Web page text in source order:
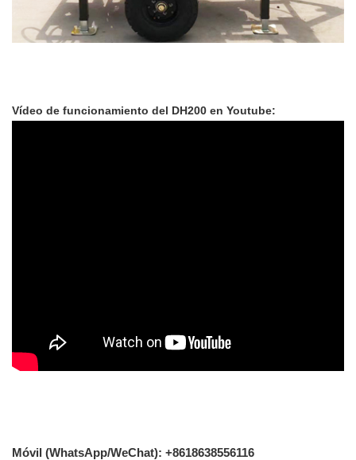
Vídeo de funcionamiento del DH200 en Youtube:
Móvil (WhatsApp/WeChat): +8618638556116